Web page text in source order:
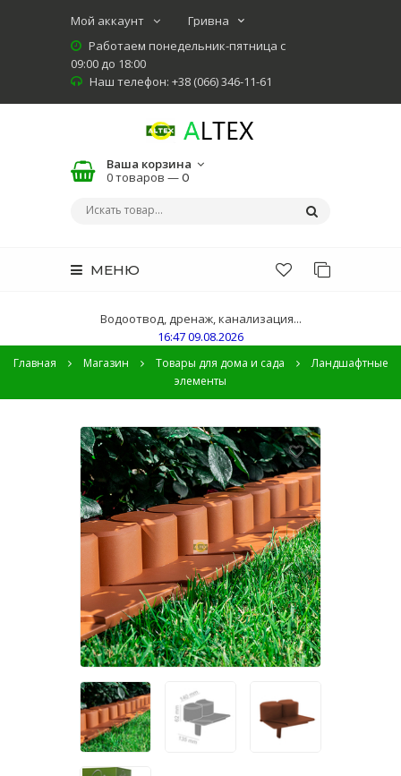
Мой аккаунт
Работаем понедельник-пятница с
09:00 до 18:00
Наш телефон: +38 (066) 346-11-61
Ваша корзина
0 товаров —0
МЕНЮ
Водоотвод, дренаж, канализация...
16:47 09.08.2026
Главная Магазин Товары для дома и сада
Ландшафтные
элементы